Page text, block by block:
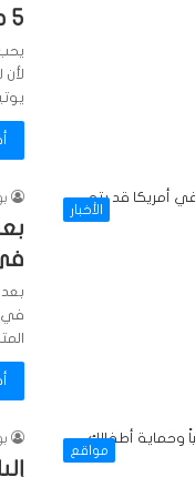
5 طرق ناجحة
الأخبار
في
مواقع